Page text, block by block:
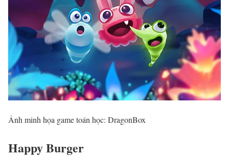
Ảnh minh họa game toán học: DragonBox
Happy Burger